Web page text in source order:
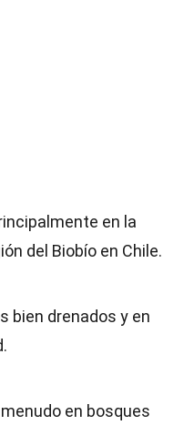
en la
del Biobío en Chile.
bien drenados y en
en bosques